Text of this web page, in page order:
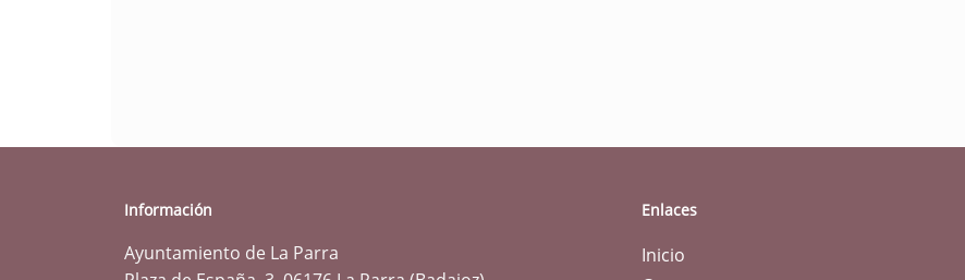
Información
Ayuntamiento de La Parra
Enlaces
Inicio